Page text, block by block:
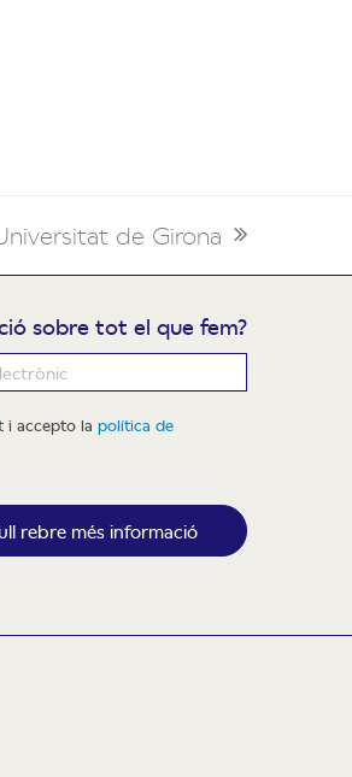
de Girona
sobre tot el que fem?
i accepto lapolítica de
rebre més informació